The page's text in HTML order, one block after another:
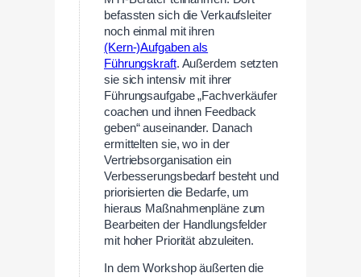
befassten sich die Verkaufsleiter
noch einmal mit ihren
(Kern-)Aufgaben als
Führungskraft. Außerdem setzten
sie sich intensiv mit ihrer
Führungsaufgabe „Fachverkäufer
coachen und ihnen Feedback
geben“ auseinander. Danach
ermittelten sie, wo in der
Vertriebsorganisation ein
Verbesserungsbedarf besteht und
priorisierten die Bedarfe, um
hieraus Maßnahmenpläne zum
Bearbeiten der Handlungsfelder
mit hoher Priorität abzuleiten.
In dem Workshop äußerten die